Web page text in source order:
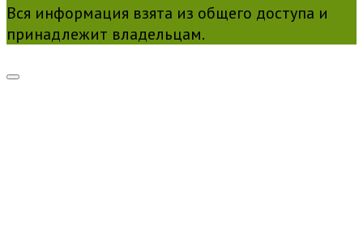
Вся информация взята из общего доступа и
принадлежит владельцам.